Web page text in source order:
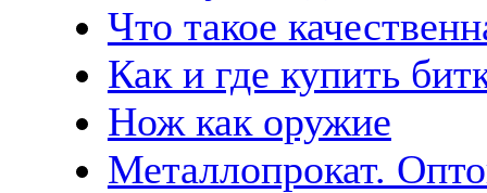
Что такое
Как и где купить
Нож как оружие
Металлопрокат.